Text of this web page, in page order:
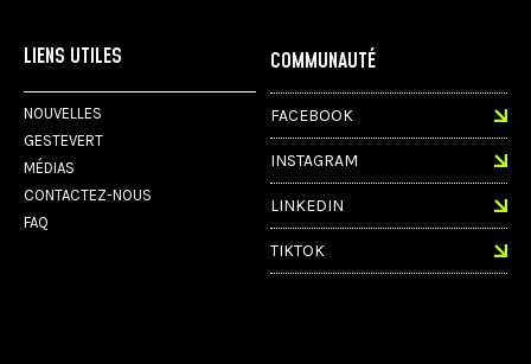
LIENS UTILES
NOUVELLES
GESTEVERT
MÉDIAS
CONTACTEZ-NOUS
FAQ
COMMUNAUTÉ
FACEBOOK
INSTAGRAM
LINKEDIN
TIKTOK